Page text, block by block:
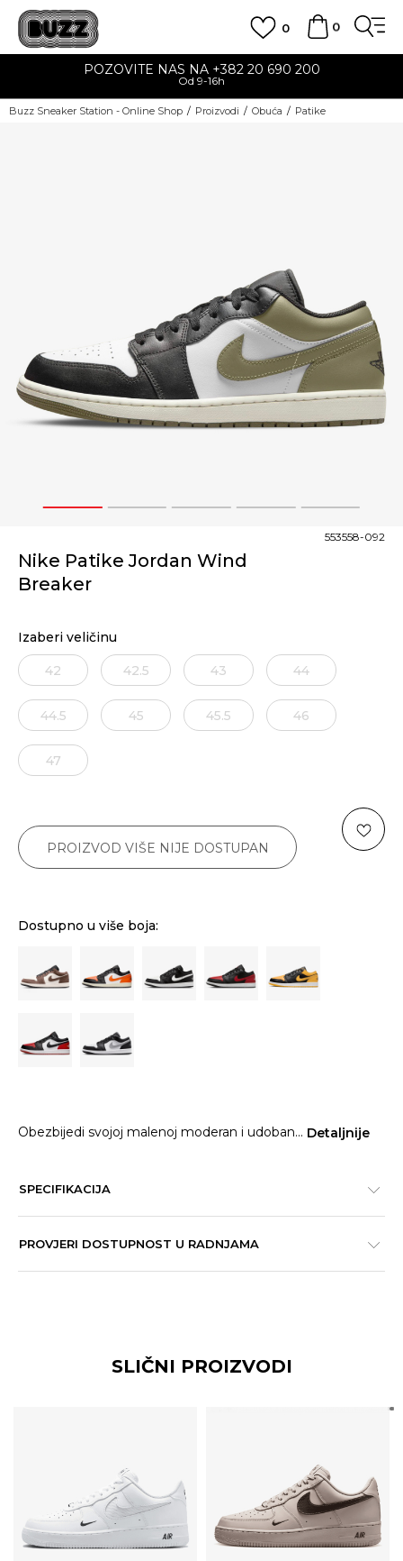
0
0
POZOVITE NAS NA +382 20 690 200
Od 9-16h
Buzz Sneaker Station - Online Shop Proizvodi Obuća Patike
1 2 3 4 5
Nike Patike Jordan Wind
Breaker
553558-092
Izaberi veličinu
42 42.5 43 44
44.5 45 45.5 46
47
PROIZVOD VIŠE NIJE DOSTUPAN
Dostupno u više boja:
Obezbijedi svojoj malenoj moderan i udoban... Detaljnije
SPECIFIKACIJA
PROVJERI DOSTUPNOST U RADNJAMA
SLIČNI PROIZVODI